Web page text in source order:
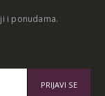
i ponudama.